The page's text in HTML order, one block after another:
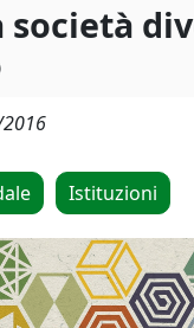
società
Istituzioni